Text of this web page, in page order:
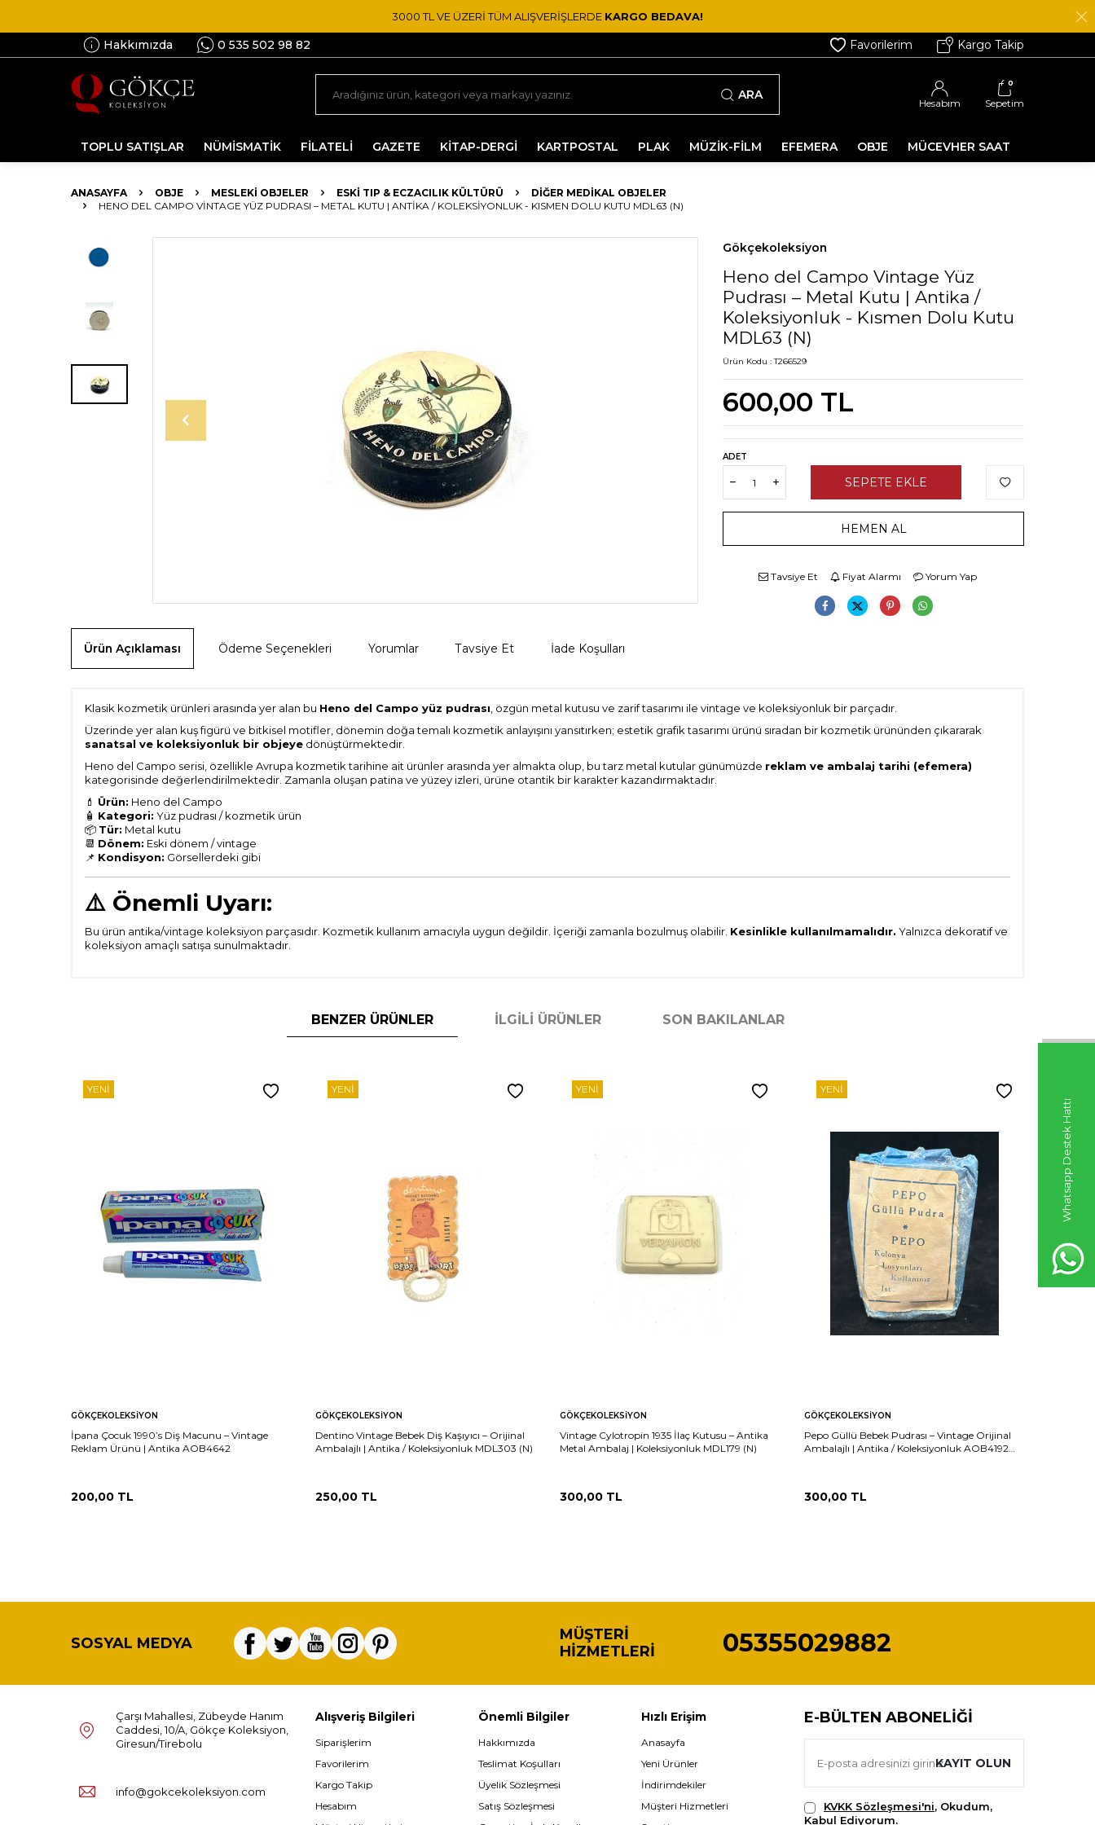
Whatsapp Destek Hattı
3000 TL VE ÜZERİ TÜM ALIŞVERİŞLERDE KARGO BEDAVA!
Hakkımızda 0 535 502 98 82 Favorilerim Kargo Takip
ARA
Hesabım
0
Sepetim
TOPLU SATIŞLAR NÜMİSMATİK FİLATELİ GAZETE KİTAP-DERGİ KARTPOSTAL PLAK MÜZİK-FİLM EFEMERA OBJE MÜCEVHER SAAT
ANASAYFA OBJE MESLEKI OBJELER ESKI TIP & ECZACILIK KÜLTÜRÜ
DIĞER MEDIKAL OBJELER
HENO DEL CAMPO VINTAGE YÜZ PUDRASI – METAL KUTU | ANTIKA / KOLEKSIYONLUK - KISMEN DOLU KUTU MDL63 (N)
Gökçekoleksiyon
Heno del Campo Vintage Yüz
Pudrası – Metal Kutu | Antika /
Koleksiyonluk - Kısmen Dolu Kutu
MDL63 (N)
Ürün Kodu :T266529
600,00 TL
ADET
SEPETE EKLE
HEMEN AL
Tavsiye Et Fiyat Alarmı Yorum Yap
Ürün Açıklaması Ödeme Seçenekleri Yorumlar Tavsiye Et İade Koşulları
Klasik kozmetik ürünleri arasında yer alan bu Heno del Campo yüz pudrası , özgün metal kutusu ve zarif tasarımı ile vintage ve koleksiyonluk bir parçadır.
Üzerinde yer alan kuş figürü ve bitkisel motifler, dönemin doğa temalı kozmetik anlayışını yansıtırken; estetik grafik tasarımı ürünü sıradan bir kozmetik ürününden çıkararak
sanatsal ve koleksiyonluk bir objeye dönüştürmektedir.
Heno del Campo serisi, özellikle Avrupa kozmetik tarihine ait ürünler arasında yer almakta olup, bu tarz metal kutular günümüzde reklam ve ambalaj tarihi (efemera)
kategorisinde değerlendirilmektedir. Zamanla oluşan patina ve yüzey izleri, ürüne otantik bir karakter kazandırmaktadır.
💄 Ürün: Heno del Campo
🧴 Kategori: Yüz pudrası / kozmetik ürün
📦 Tür: Metal kutu
📆 Dönem: Eski dönem / vintage
📌 Kondisyon: Görsellerdeki gibi
⚠️ Önemli Uyarı:
Bu ürün antika/vintage koleksiyon parçasıdır. Kozmetik kullanım amacıyla uygun değildir. İçeriği zamanla bozulmuş olabilir. Kesinlikle kullanılmamalıdır. Yalnızca dekoratif ve
koleksiyon amaçlı satışa sunulmaktadır.
BENZER ÜRÜNLER İLGILI ÜRÜNLER SON BAKILANLAR
YENI
GÖKÇEKOLEKSIYON
İpana Çocuk 1990’s Diş Macunu – Vintage
Reklam Ürünü | Antika AOB4642
200,00 TL
YENI
GÖKÇEKOLEKSIYON
Dentino Vintage Bebek Diş Kaşıyıcı – Orijinal
Ambalajlı | Antika / Koleksiyonluk MDL303 (N)
250,00 TL
YENI
GÖKÇEKOLEKSIYON
Vintage Cylotropin 1935 İlaç Kutusu – Antika
Metal Ambalaj | Koleksiyonluk MDL179 (N)
300,00 TL
YENI
GÖKÇEKOLEKSIYON
Pepo Güllü Bebek Pudrası – Vintage Orijinal
Ambalajlı | Antika / Koleksiyonluk AOB4192
300,00 TL
SOSYAL MEDYA
MÜŞTERI
HIZMETLERI
05355029882
Çarşı Mahallesi, Zübeyde Hanım
Caddesi, 10/A, Gökçe Koleksiyon,
Giresun/Tirebolu
info@gokcekoleksiyon.com
Alışveriş Bilgileri
Siparişlerim
Favorilerim
Kargo Takip
Hesabım
Önemli Bilgiler
Hakkımızda
Teslimat Koşulları
Üyelik Sözleşmesi
Satış Sözleşmesi
Hızlı Erişim
Anasayfa
Yeni Ürünler
İndirimdekiler
Müşteri Hizmetleri
E-BÜLTEN ABONELIĞI
KAYIT OLUN
KVKK Sözleşmesi'ni, Okudum,
Kabul Ediyorum.